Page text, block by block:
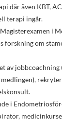
där även KBT,
terapi ingår.
i
forskning om
av jobbcoachning
i